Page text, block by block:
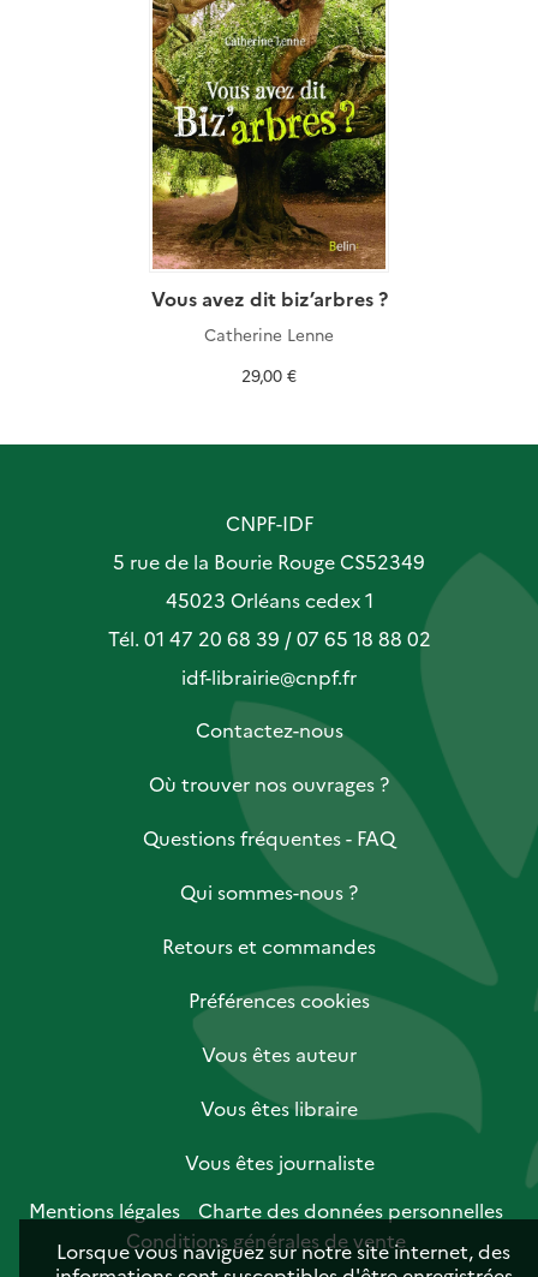
Lorsque vous naviguez sur notre site internet, des
Vous avez dit biz’arbres ?
Catherine Lenne
29,00 €
CNPF-IDF
5 rue de la Bourie Rouge CS52349
45023 Orléans cedex 1
Tél. 01 47 20 68 39 / 07 65 18 88 02
idf-librairie@cnpf.fr
Contactez-nous
Où trouver nos ouvrages ?
Questions fréquentes - FAQ
Qui sommes-nous ?
Retours et commandes
Préférences cookies
Vous êtes auteur
Vous êtes libraire
Vous êtes journaliste
Mentions légales
Charte des données personnelles
Conditions générales de vente